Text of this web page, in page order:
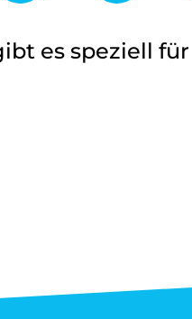
es speziell